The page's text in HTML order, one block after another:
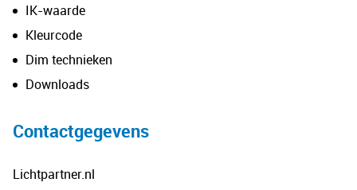
IK-waarde
Kleurcode
Dim technieken
Downloads
Contactgegevens
Lichtpartner.nl